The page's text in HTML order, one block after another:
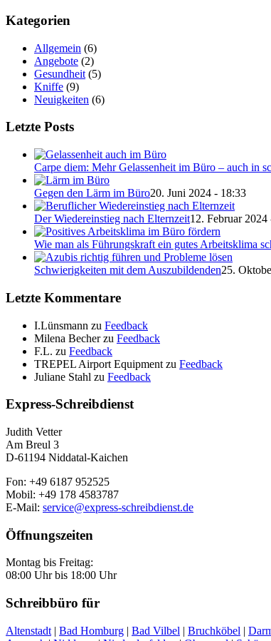
Kategorien
Allgemein (6)
Angebote (2)
Gesundheit (5)
Kniffe (9)
Neuigkeiten (6)
Letzte Posts
Carpe diem: Mehr Gelassenheit im Büro – auch in
Gegen den Lärm im Büro20. Juni 2024 - 18:33
Der Wiedereinstieg nach Elternzeit12. Februar 2024
Wie man als Führungskraft ein gutes Arbeitsklima
Schwierigkeiten mit dem Auszubildenden25.
Letzte Kommentare
I.Lünsmann zu Feedback
Milena Becherzu Feedback
F.L. zu Feedback
TREPEL Airport Equipment zu Feedback
Juliane Stahl zu Feedback
Express-Schreibdienst
Judith Vetter
Am Breul 3
D-61194 Niddatal-Kaichen
Fon: +49 6187 952525
Mobil: +49 178 4583787
E-Mail: service@express-schreibdienst.de
Öffnungszeiten
Montag bis Freitag:
08:00 Uhr bis 18:00 Uhr
Schreibbüro für
Altenstadt | Bad Homburg | Bad Vilbel | Bruchköbel |